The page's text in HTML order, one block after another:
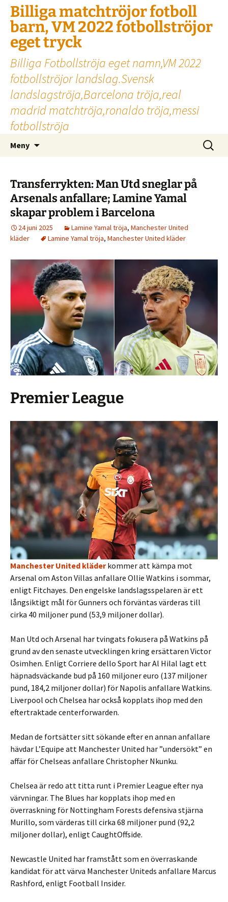
Billiga matchtröjor fotboll
barn, VM 2022 fotbollströjor
eget tryck
Billiga Fotbollströja eget namn,VM 2022
fotbollströjor landslag.Svensk
landslagströja,Barcelona tröja,real
madrid matchtröja,ronaldo tröja,messi
fotbollströja
Meny
Sök
efter:
Transferrykten: Man Utd sneglar på
Arsenals anfallare; Lamine Yamal
skapar problem i Barcelona
24 juni 2025 Lamine Yamal tröja, Manchester United
kläder
Lamine Yamal tröja, Manchester United kläder
Premier League
Manchester United kläderkommer att kämpa mot
Arsenal om Aston Villas anfallare Ollie Watkins i sommar,
enligt Fitchayes. Den engelske landslagsspelaren är ett
långsiktigt mål för Gunners och förväntas värderas till
cirka 40 miljoner pund (53,9 miljoner dollar).
Man Utd och Arsenal har tvingats fokusera på Watkins på
grund av den senaste utvecklingen kring ersättaren Victor
Osimhen. Enligt Corriere dello Sport har Al Hilal lagt ett
häpnadsväckande bud på 160 miljoner euro (137 miljoner
pund, 184,2 miljoner dollar) för Napolis anfallare Watkins.
Liverpool och Chelsea har också kopplats ihop med den
eftertraktade centerforwarden.
Medan de fortsätter sitt sökande efter en annan anfallare
hävdar L’Equipe att Manchester United har ”undersökt” en
affär för Chelseas anfallare Christopher Nkunku.
Chelsea är redo att titta runt i Premier League efter nya
värvningar. The Blues har kopplats ihop med en
överraskning för Nottingham Forests defensiva stjärna
Murillo, som värderas till cirka 68 miljoner pund (92,2
miljoner dollar), enligt CaughtOffside.
Newcastle United har framstått som en överraskande
kandidat för att värva Manchester Uniteds anfallare Marcus
Rashford, enligt Football Insider.